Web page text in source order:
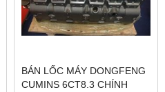
BÁN LỐC MÁY DONGFENG
CUMINS 6CT8.3 CHÍNH